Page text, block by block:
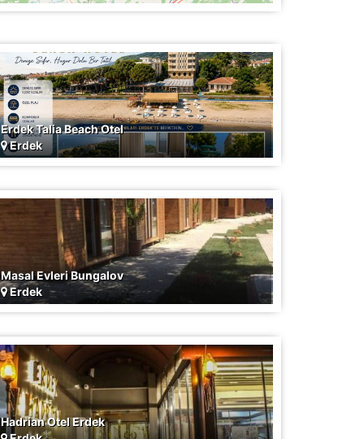
Erdek Talia Beach Otel
Erdek
Masal Evleri Bungalov
Erdek
Hadrian Otel Erdek